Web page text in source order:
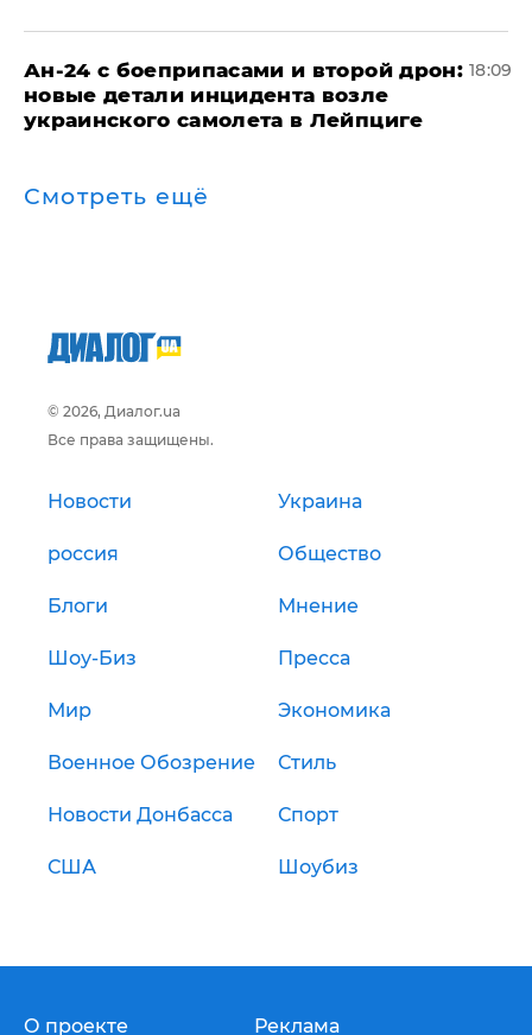
Ан-24 с боеприпасами и второй дрон:
новые детали инцидента возле
украинского самолета в Лейпциге
18:09
Смотреть ещё
© 2026, Диалог.ua
Все права защищены.
Новости Украина
россия Общество
Блоги Мнение
Шоу-Биз Пресса
Мир Экономика
Военное Обозрение Стиль
Новости Донбасса Спорт
США Шоубиз
О проекте Реклама